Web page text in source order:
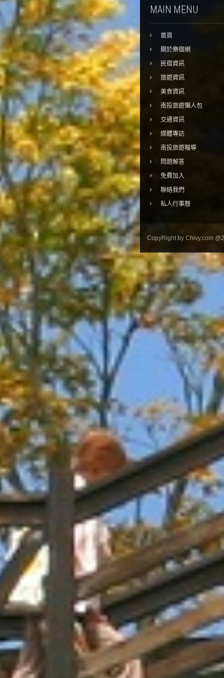
MAIN MENU
首頁
關於樂宿網
民宿資訊
旅遊資訊
美食資訊
南投旅遊懶人包
交通資訊
媒體專訪
南投旅遊報導
問題解答
免費加入
聯絡我們
私人行事曆
CopyRight by Chivy.com